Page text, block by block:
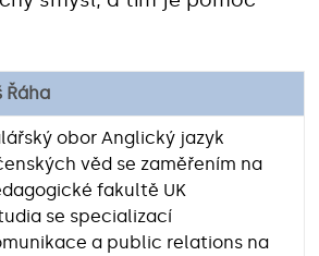
Řáha
obor Anglický jazyk
věd se zaměřením na
fakultě UK
se specializací
a public relations na